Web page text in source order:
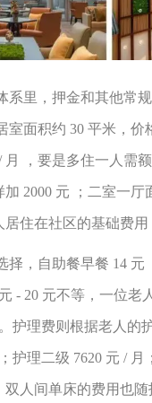
系里，押金和其他常
室面积约 30 平米，价
月 ，要是多住一人需
加 2000 元 ；二室一厅
住在社区的基础费
择，自助餐早餐 14 元
元 - 20 元不等，一位老
护理费则根据老人的
护理二级 7620 元 / 月
双人间单床的费用也